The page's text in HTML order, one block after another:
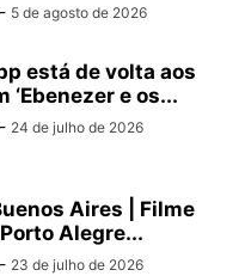
- 5 de agosto de 2026
está de volta aos
‘Ebenezer e os...
- 24 de julho de 2026
Aires | Filme
Alegre...
- 23 de julho de 2026